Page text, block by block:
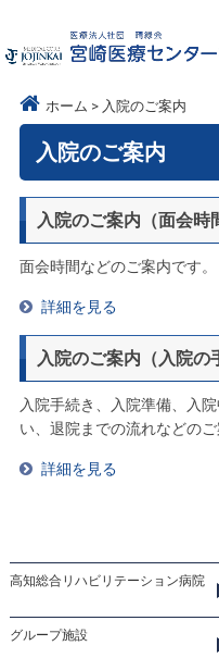
ホーム 入院のご案内
入院のご案内
入院のご案内（面会時
面会時間などのご案内です。
詳細を見る
入院のご案内（入院の
入院手続き、入院準備、入
い、退院までの流れなどのご
詳細を見る
高知総合リハビリテーション病院
グループ施設